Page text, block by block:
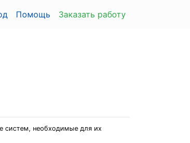
Помощь Заказать работу
систем, необходимые для их